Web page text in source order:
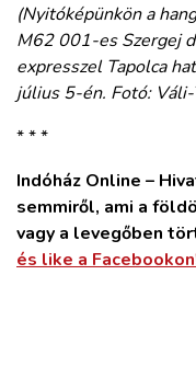
(Nyitóképünkön a
M62 001-es Szergej
expresszel Tapolca
július 5-én. Fotó:
* * *
Indóház Online –
semmiről, ami a
vagy a levegőben
és like a